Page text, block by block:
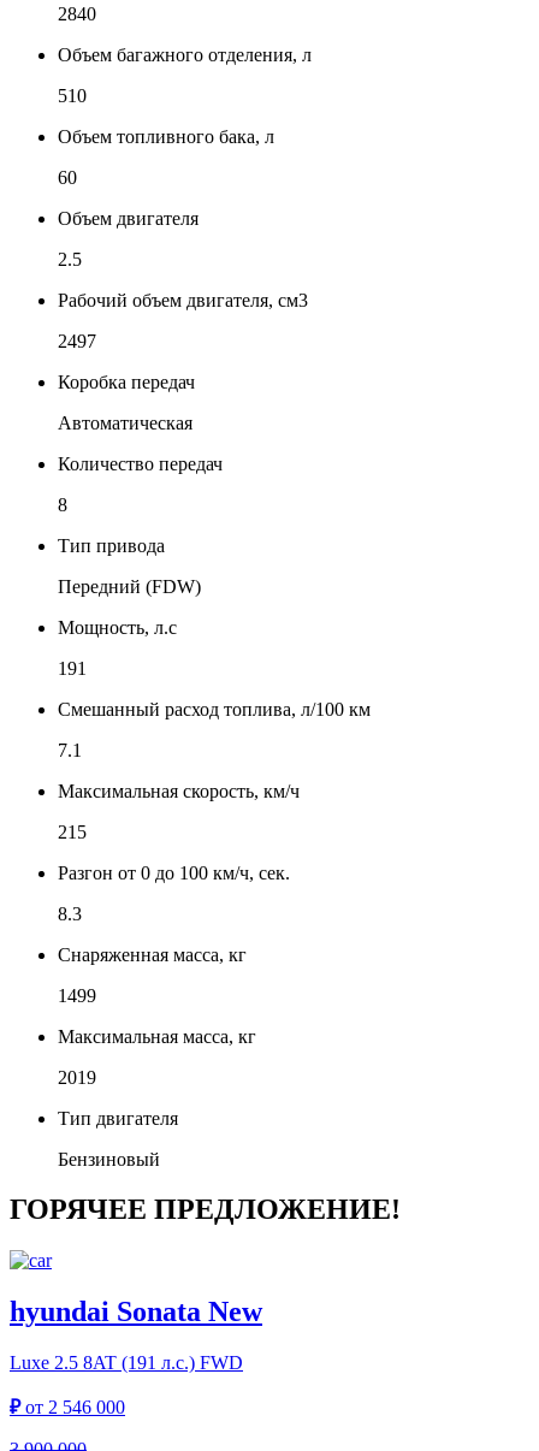
2840
Объем багажного отделения, л
510
Объем топливного бака, л
60
Объем двигателя
2.5
Рабочий объем двигателя, см3
2497
Коробка передач
Автоматическая
Количество передач
8
Тип привода
Передний (FDW)
Мощность, л.с
191
Смешанный расход топлива, л/100 км
7.1
Максимальная скорость, км/ч
215
Разгон от 0 до 100 км/ч, сек.
8.3
Снаряженная масса, кг
1499
Максимальная масса, кг
2019
Тип двигателя
Бензиновый
ГОРЯЧЕЕ ПРЕДЛОЖЕНИЕ!
hyundai Sonata New
Luxe 2.5 8AT (191 л.с.) FWD
₽от 2 546 000